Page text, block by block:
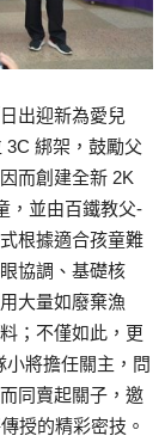
出迎新為愛兒
3C 綁架，鼓勵父
而創建全新 2K
，並由百鐵教父-
根據適合孩童難
協調、基礎核
大量如廢棄漁
；不僅如此，更
將擔任關主，問
同賣起關子，邀
授的精彩密技。